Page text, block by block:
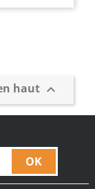
haut 